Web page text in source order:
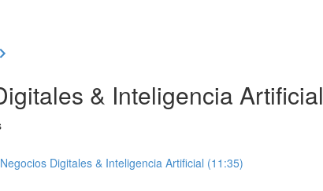
& Inteligencia Artificial
Digitales & Inteligencia Artificial (11:35)